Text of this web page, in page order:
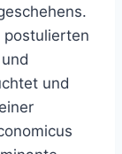
postulierten
und